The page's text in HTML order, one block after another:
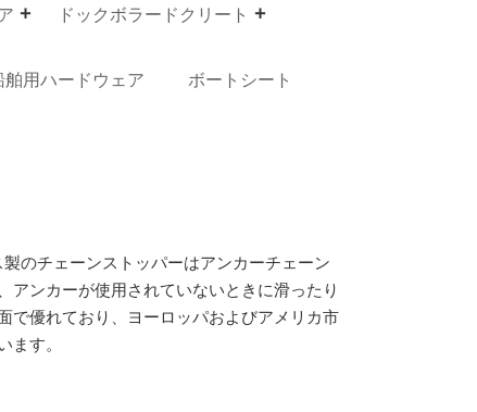
ドックボラードクリート
用ハードウェア ボートシート
のチェーンストッパーはアンカーチェーン
ンカーが使用されていないときに滑ったり
で優れており、ヨーロッパおよびアメリカ市
す。